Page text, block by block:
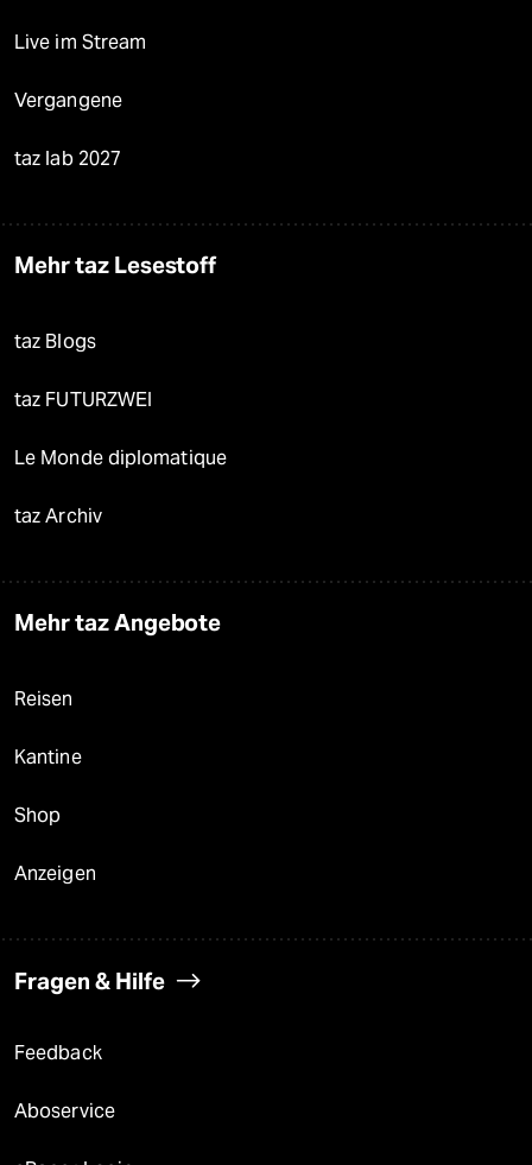
Live im Stream
Vergangene
taz lab 2027
Mehr taz Lesestoff
taz Blogs
taz FUTURZWEI
Le Monde diplomatique
taz Archiv
Mehr taz Angebote
Reisen
Kantine
Shop
Anzeigen
Fragen & Hilfe
Feedback
Aboservice